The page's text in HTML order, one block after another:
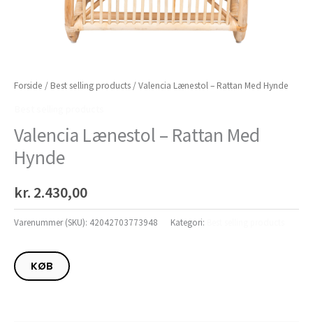
Forside / Best selling products / Valencia Lænestol – Rattan Med Hynde
Valencia Lænestol – Rattan Med
Hynde
kr. 2.430,00
Varenummer (SKU): 42042703773948 Kategori:
KØB